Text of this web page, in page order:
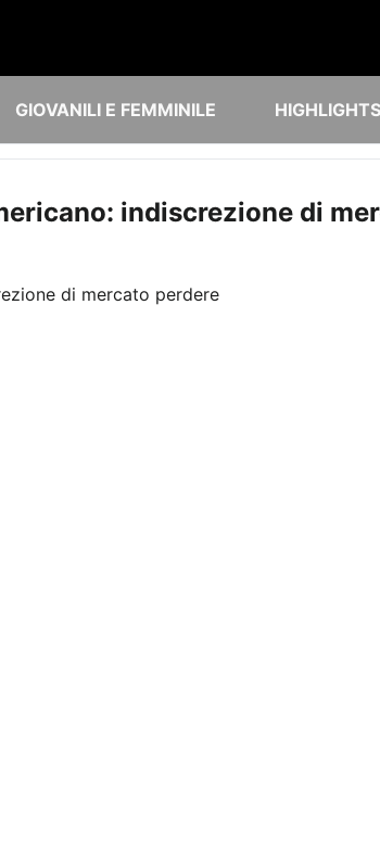
GIOVANILI E FEMMINILE
indiscrezione di